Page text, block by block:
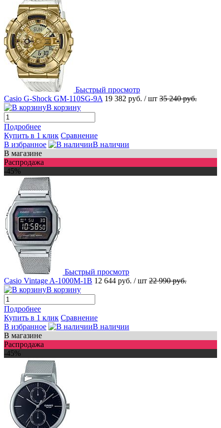
Быстрый просмотр
Casio G-Shock GM-110SG-9A 19 382 руб. / шт 35 240 руб.
В корзину
Подробнее
Купить в 1 клик Сравнение
В избранное
В наличии
В магазине
Распродажа
-45%
Быстрый просмотр
Casio Vintage A-1000M-1B 12 644 руб. / шт 22 990 руб.
В корзину
Подробнее
Купить в 1 клик Сравнение
В избранное
В наличии
В магазине
Распродажа
-45%